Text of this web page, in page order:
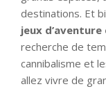
destinations. Et
jeux d’aventure
recherche de
cannibalisme et
allez vivre de